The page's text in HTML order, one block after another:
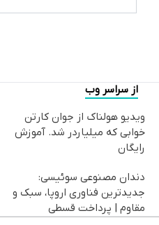
از سراسر وب
ویدیو هولناک از جوان کارتن
خوابی که میلیاردر شد. آموزش
رایگان
دندان مصنوعی سوئیسی:
جدیدترین فناوری اروپا، سبک و
مقاوم | پرداخت قسطی